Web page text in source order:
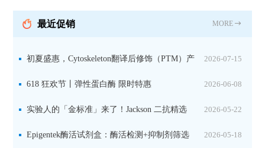
最近促销 MORE
2026-07-15
初夏盛惠，Cytoskeleton翻译后修饰（PTM）产
品线放价啦！ 2026-06-08
618 狂欢节丨弹性蛋白酶 限时特惠
2026-05-22
实验人的「金标准」来了！Jackson 二抗精选
限时一口价，手慢无！ 2026-05-18
Epigentek酶活试剂盒：酶活检测+抑制剂筛选